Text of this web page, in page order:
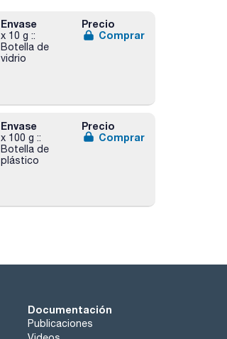
Envase
x 10 g ::
Botella de
vidrio
Precio
Comprar
Envase
x 100 g ::
Botella de
plástico
Precio
Comprar
Documentación
Publicaciones